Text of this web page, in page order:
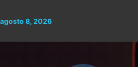
al
agosto 8, 2026